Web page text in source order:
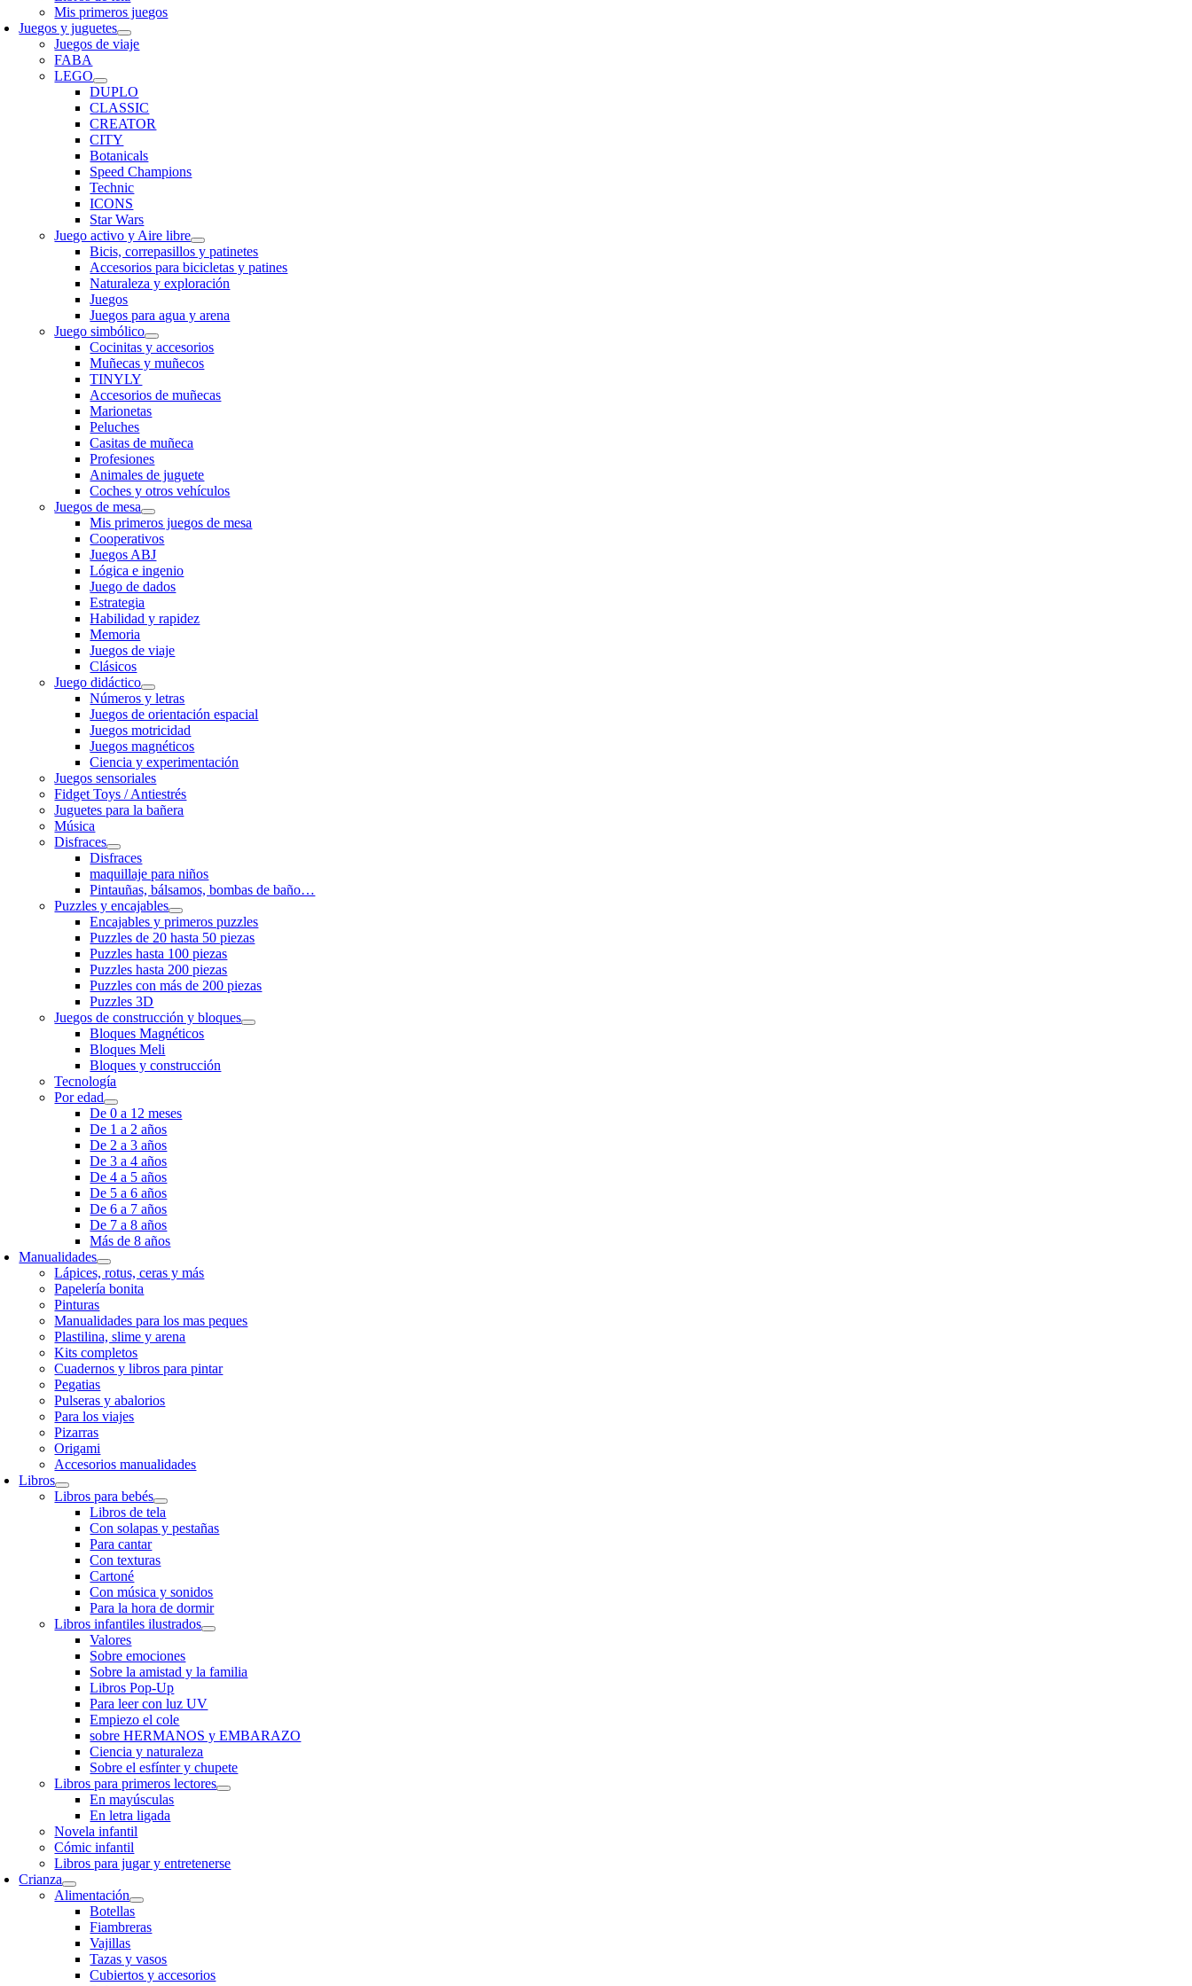
Mis primeros juegos
Juegos y juguetes
Juegos de viaje
FABA
LEGO
DUPLO
CLASSIC
CREATOR
CITY
Botanicals
Speed Champions
Technic
ICONS
Star Wars
Juego activo y Aire libre
Bicis, correpasillos y patinetes
Accesorios para bicicletas y patines
Naturaleza y exploración
Juegos
Juegos para agua y arena
Juego simbólico
Cocinitas y accesorios
Muñecas y muñecos
TINYLY
Accesorios de muñecas
Marionetas
Peluches
Casitas de muñeca
Profesiones
Animales de juguete
Coches y otros vehículos
Juegos de mesa
Mis primeros juegos de mesa
Cooperativos
Juegos ABJ
Lógica e ingenio
Juego de dados
Estrategia
Habilidad y rapidez
Memoria
Juegos de viaje
Clásicos
Juego didáctico
Números y letras
Juegos de orientación espacial
Juegos motricidad
Juegos magnéticos
Ciencia y experimentación
Juegos sensoriales
Fidget Toys / Antiestrés
Juguetes para la bañera
Música
Disfraces
Disfraces
maquillaje para niños
Pintauñas, bálsamos, bombas de baño…
Puzzles y encajables
Encajables y primeros puzzles
Puzzles de 20 hasta 50 piezas
Puzzles hasta 100 piezas
Puzzles hasta 200 piezas
Puzzles con más de 200 piezas
Puzzles 3D
Juegos de construcción y bloques
Bloques Magnéticos
Bloques Meli
Bloques y construcción
Tecnología
Por edad
De 0 a 12 meses
De 1 a 2 años
De 2 a 3 años
De 3 a 4 años
De 4 a 5 años
De 5 a 6 años
De 6 a 7 años
De 7 a 8 años
Más de 8 años
Manualidades
Lápices, rotus, ceras y más
Papelería bonita
Pinturas
Manualidades para los mas peques
Plastilina, slime y arena
Kits completos
Cuadernos y libros para pintar
Pegatias
Pulseras y abalorios
Para los viajes
Pizarras
Origami
Accesorios manualidades
Libros
Libros para bebés
Libros de tela
Con solapas y pestañas
Para cantar
Con texturas
Cartoné
Con música y sonidos
Para la hora de dormir
Libros infantiles ilustrados
Valores
Sobre emociones
Sobre la amistad y la familia
Libros Pop-Up
Para leer con luz UV
Empiezo el cole
sobre HERMANOS y EMBARAZO
Ciencia y naturaleza
Sobre el esfínter y chupete
Libros para primeros lectores
En mayúsculas
En letra ligada
Novela infantil
Cómic infantil
Libros para jugar y entretenerse
Crianza
Alimentación
Botellas
Fiambreras
Vajillas
Tazas y vasos
Cubiertos y accesorios